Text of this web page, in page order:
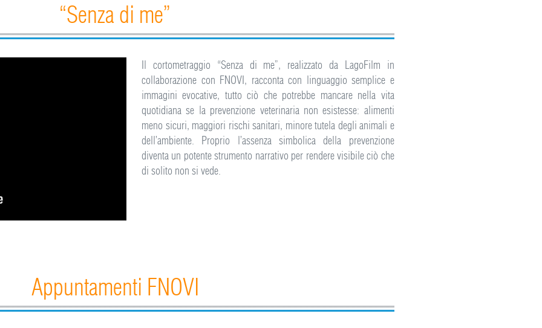
“Senza di me”
Il cortometraggio “Senza di me”, realizzato da LagoFilm in
collaborazione con FNOVI, racconta con linguaggio semplice e
immagini evocative, tutto ciò che potrebbe mancare nella vita
quotidiana se la prevenzione veterinaria non esistesse: alimenti
meno sicuri, maggiori rischi sanitari, minore tutela degli animali e
dell’ambiente. Proprio l’assenza simbolica della prevenzione
diventa un potente strumento narrativo per rendere visibile ciò che
di solito non si vede.
Appuntamenti FNOVI